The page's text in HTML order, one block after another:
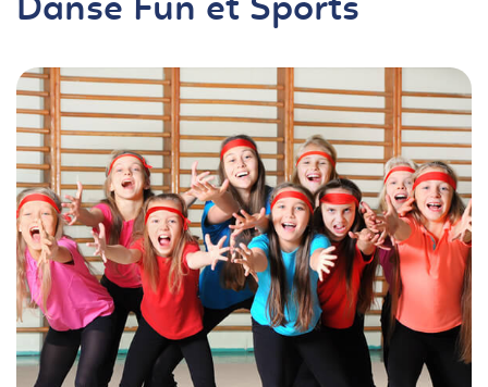
Danse Fun et Sports